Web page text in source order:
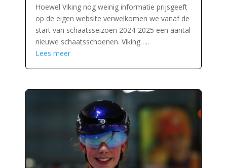
Hoewel Viking nog weinig informatie prijsgeeft
op de eigen website verwelkomen we vanaf de
start van schaatsseizoen 2024-2025 een aantal
nieuwe schaatsschoenen. Viking…..
Lees meer